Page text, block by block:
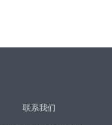
联系我们